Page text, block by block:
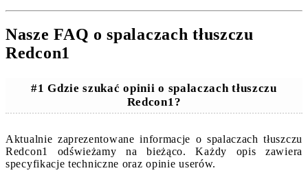
Nasze FAQ o spalaczach tłuszczu
Redcon1
#1 Gdzie szukać opinii o spalaczach tłuszczu
Redcon1?
Aktualnie zaprezentowane informacje o spalaczach tłuszczu
Redcon1 odświeżamy na bieżąco. Każdy opis zawiera
specyfikacje techniczne oraz opinie userów.